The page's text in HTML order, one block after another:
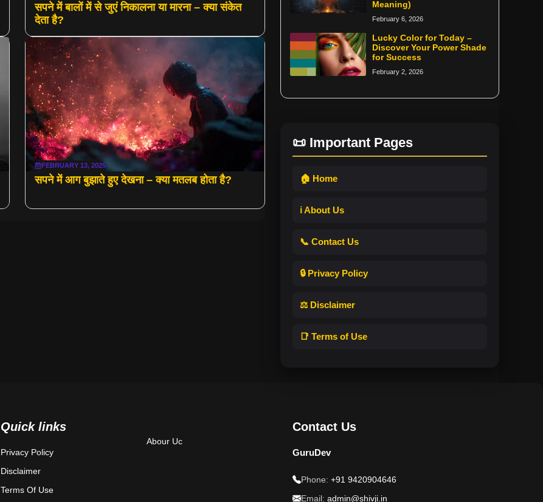
सपने में बालों में से जुएं निकालना या मारना – क्या संकेत
देता है?
FEBRUARY 13, 2025
सपने में आग बुझाते हुए देखना – क्या मतलब होता है?
Meaning)
February 6, 2026
Lucky Color for Today –
Discover Your Power Shade
for Success
February 2, 2026
📜 Important Pages
🏠 Home
ℹ️ About Us
📞 Contact Us
🔒 Privacy Policy
⚖️ Disclaimer
📑 Terms of Use
Quick links
Privacy Policy
Disclaimer
Terms Of Use
Abour Uc
Contact Us
GuruDev
Phone: +91 9420904646
Email: admin@shivji.in